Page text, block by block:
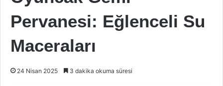
Pervanesi: Eğlenceli Su
Maceraları
24 Nisan 2025 3 dakika okuma süresi